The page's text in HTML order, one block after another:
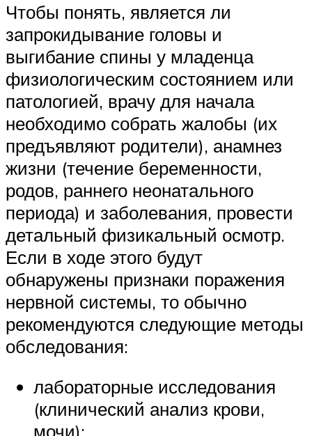
Чтобы понять, является ли
запрокидывание головы и
выгибание спины у младенца
физиологическим состоянием или
патологией, врачу для начала
необходимо собрать жалобы (их
предъявляют родители), анамнез
жизни (течение беременности,
родов, раннего неонатального
периода) и заболевания, провести
детальный физикальный осмотр.
Если в ходе этого будут
обнаружены признаки поражения
нервной системы, то обычно
рекомендуются следующие методы
обследования:
лабораторные исследования
(клинический анализ крови,
мочи);